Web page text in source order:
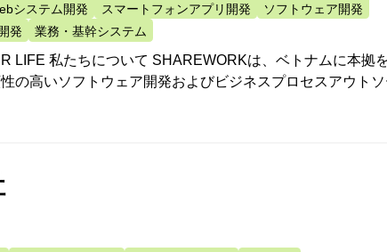
システム開発 スマートフォンアプリ開発
ソフトウェア開発
発 業務・基幹システム
LIFE 私たちについて SHAREWORKは、ベトナムに本拠
の高いソフトウェア開発およびビジネスプロセスアウト